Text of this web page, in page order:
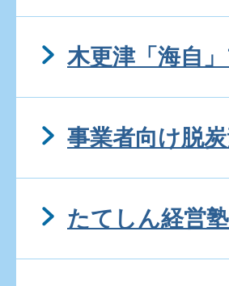
木更津「海自
事業者向け脱
たてしん経営